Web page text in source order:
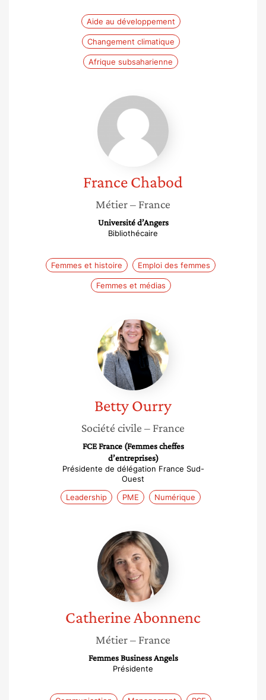
Aide au développement
Changement climatique
Afrique subsaharienne
France
Chabod
FranceChabod
Métier– France
Université d’Angers
Bibliothécaire
Femmes et histoire Emploi des femmes
Femmes et médias
Betty
Ourry
BettyOurry
Société civile – France
FCE France (Femmes cheffes
d’entreprises)
Présidente de délégation France Sud-
Ouest
Leadership
PME Numérique
Catherine
Abonnenc
CatherineAbonnenc
Métier– France
Femmes Business Angels
Présidente